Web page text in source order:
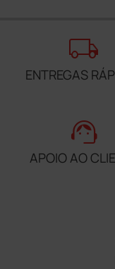
local_shipping
ENTREGAS
support_agent
APOIO AO